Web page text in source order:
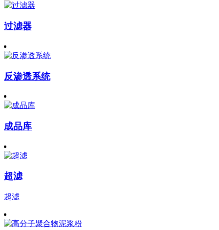
过滤器
反渗透系统
成品库
超滤
超滤